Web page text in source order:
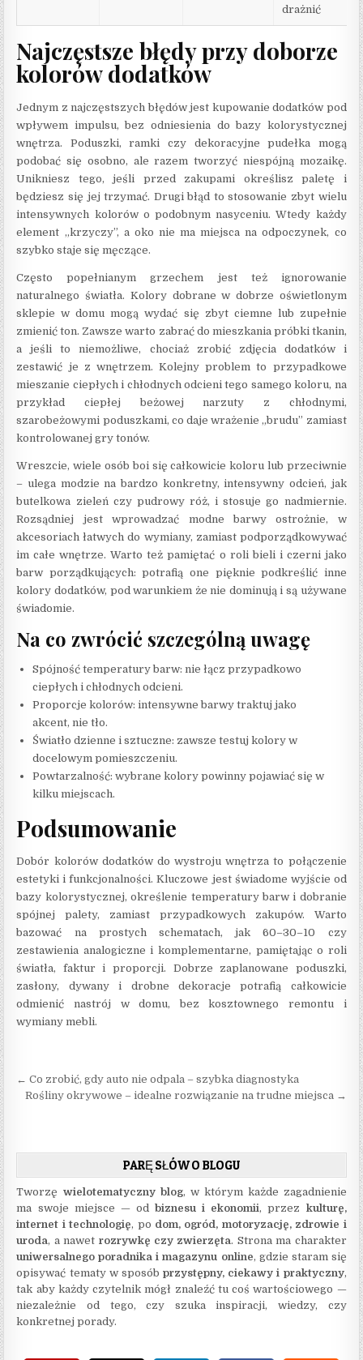
drażnić
Najczęstsze błędy przy doborze
kolorów dodatków
Jednym z najczęstszych błędów jest kupowanie dodatków pod
wpływem impulsu, bez odniesienia do bazy kolorystycznej
wnętrza. Poduszki, ramki czy dekoracyjne pudełka mogą
podobać się osobno, ale razem tworzyć niespójną mozaikę.
Unikniesz tego, jeśli przed zakupami określisz paletę i
będziesz się jej trzymać. Drugi błąd to stosowanie zbyt wielu
intensywnych kolorów o podobnym nasyceniu. Wtedy każdy
element „krzyczy”, a oko nie ma miejsca na odpoczynek, co
szybko staje się męczące.
Często popełnianym grzechem jest też ignorowanie
naturalnego światła. Kolory dobrane w dobrze oświetlonym
sklepie w domu mogą wydać się zbyt ciemne lub zupełnie
zmienić ton. Zawsze warto zabrać do mieszkania próbki tkanin,
a jeśli to niemożliwe, chociaż zrobić zdjęcia dodatków i
zestawić je z wnętrzem. Kolejny problem to przypadkowe
mieszanie ciepłych i chłodnych odcieni tego samego koloru, na
przykład ciepłej beżowej narzuty z chłodnymi,
szarobeżowymi poduszkami, co daje wrażenie „brudu” zamiast
kontrolowanej gry tonów.
Wreszcie, wiele osób boi się całkowicie koloru lub przeciwnie
– ulega modzie na bardzo konkretny, intensywny odcień, jak
butelkowa zieleń czy pudrowy róż, i stosuje go nadmiernie.
Rozsądniej jest wprowadzać modne barwy ostrożnie, w
akcesoriach łatwych do wymiany, zamiast podporządkowywać
im całe wnętrze. Warto też pamiętać o roli bieli i czerni jako
barw porządkujących: potrafią one pięknie podkreślić inne
kolory dodatków, pod warunkiem że nie dominują i są używane
świadomie.
Na co zwrócić szczególną uwagę
Spójność temperatury barw: nie łącz przypadkowo
ciepłych i chłodnych odcieni.
Proporcje kolorów: intensywne barwy traktuj jako
akcent, nie tło.
Światło dzienne i sztuczne: zawsze testuj kolory w
docelowym pomieszczeniu.
Powtarzalność: wybrane kolory powinny pojawiać się w
kilku miejscach.
Podsumowanie
Dobór kolorów dodatków do wystroju wnętrza to połączenie
estetyki i funkcjonalności. Kluczowe jest świadome wyjście od
bazy kolorystycznej, określenie temperatury barw i dobranie
spójnej palety, zamiast przypadkowych zakupów. Warto
bazować na prostych schematach, jak 60–30–10 czy
zestawienia analogiczne i komplementarne, pamiętając o roli
światła, faktur i proporcji. Dobrze zaplanowane poduszki,
zasłony, dywany i drobne dekoracje potrafią całkowicie
odmienić nastrój w domu, bez kosztownego remontu i
wymiany mebli.
Nawigacja wpisu
← Co zrobić, gdy auto nie odpala – szybka diagnostyka
Rośliny okrywowe – idealne rozwiązanie na trudne miejsca →
PARĘ SŁÓW O BLOGU
Tworzę wielotematyczny blog, w którym każde zagadnienie
ma swoje miejsce — odbiznesu i ekonomii, przez kulturę,
internet i technologię, po dom, ogród, motoryzację, zdrowie i
uroda, a nawet rozrywkę czy zwierzęta. Strona ma charakter
uniwersalnego poradnika i magazynu online, gdzie staram się
opisywać tematy w sposóbprzystępny, ciekawy i praktyczny,
tak aby każdy czytelnik mógł znaleźć tu coś wartościowego —
niezależnie od tego, czy szuka inspiracji, wiedzy, czy
konkretnej porady.